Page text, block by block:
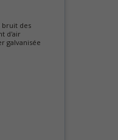
bruit des
d'air
galvanisée